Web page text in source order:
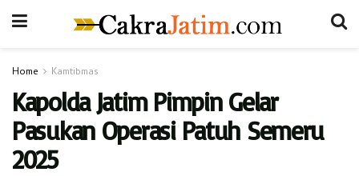
Home Kamtibmas
Kapolda Jatim Pimpin Gelar
Pasukan Operasi Patuh Semeru
2025